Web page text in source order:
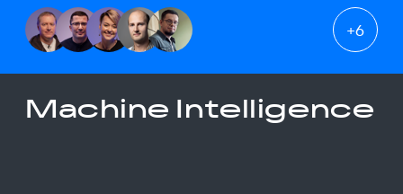
+6
Machine Intelligence